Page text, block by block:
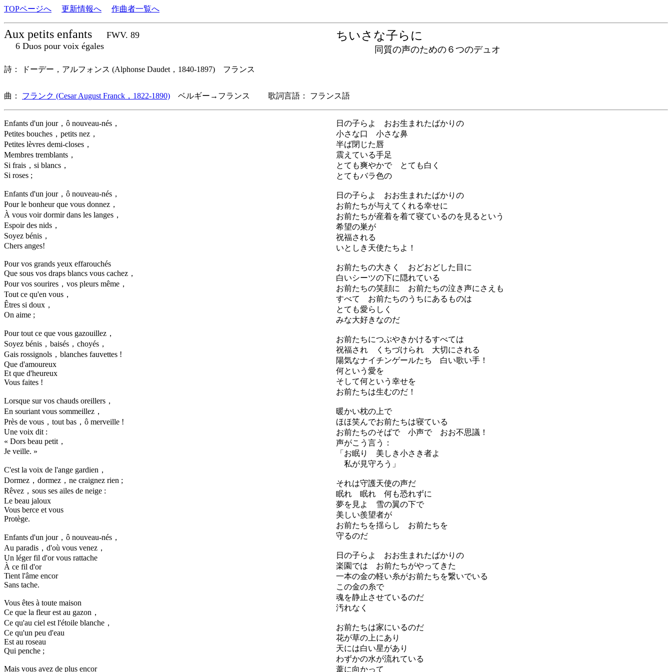
TOPページへ 更新情報へ 作曲者一覧へ
Aux petits enfants
FWV. 89
6 Duos pour voix égales
ちいさな子らに
同質の声のための６つのデュオ
詩： ドーデー，アルフォンス (Alphonse Daudet，1840-1897) フランス
曲： フランク (Cesar August Franck，1822-1890) ベルギー→フランス 歌詞言語： フランス語
Enfants d'un jour，ô nouveau-nés，
Petites bouches，petits nez，
Petites lèvres demi-closes，
Membres tremblants，
Si frais，si blancs，
Si roses ;
Enfants d'un jour，ô nouveau-nés，
Pour le bonheur que vous donnez，
À vous voir dormir dans les langes，
Espoir des nids，
Soyez bénis，
Chers anges!
Pour vos grands yeux effarouchés
Que sous vos draps blancs vous cachez，
Pour vos sourires，vos pleurs même，
Tout ce qu'en vous，
Êtres si doux，
On aime ;
Pour tout ce que vous gazouillez，
Soyez bénis，baisés，choyés，
Gais rossignols，blanches fauvettes !
Que d'amoureux
Et que d'heureux
Vous faites !
Lorsque sur vos chauds oreillers，
En souriant vous sommeillez，
Près de vous，tout bas，ô merveille !
Une voix dit :
« Dors beau petit，
Je veille. »
C'est la voix de l'ange gardien，
Dormez，dormez，ne craignez rien ;
Rêvez，sous ses ailes de neige :
Le beau jaloux
Vous berce et vous
Protège.
Enfants d'un jour，ô nouveau-nés，
Au paradis，d'où vous venez，
Un léger fil d'or vous rattache
À ce fil d'or
Tient l'âme encor
Sans tache.
Vous êtes à toute maison
Ce que la fleur est au gazon，
Ce qu'au ciel est l'étoile blanche，
Ce qu'un peu d'eau
Est au roseau
Qui penche ;
Mais vous avez de plus encor
日の子らよ おお生まれたばかりの
小さな口 小さな鼻
半ば閉じた唇
震えている手足
とても爽やかで とても白く
とてもバラ色の
日の子らよ おお生まれたばかりの
お前たちが与えてくれる幸せに
お前たちが産着を着て寝ているのを見るという
希望の巣が
祝福される
いとしき天使たちよ！
お前たちの大きく おどおどした目に
白いシーツの下に隠れている
お前たちの笑顔に お前たちの泣き声にさえも
すべて お前たちのうちにあるものは
とても愛らしく
みな大好きなのだ
お前たちにつぶやきかけるすべては
祝福され くちづけられ 大切にされる
陽気なナイチンゲールたち 白い歌い手！
何という愛を
そして何という幸せを
お前たちは生むのだ！
暖かい枕の上で
ほほ笑んでお前たちは寝ている
お前たちのそばで 小声で おお不思議！
声がこう言う：
「お眠り 美しき小さき者よ
私が見守ろう」
それは守護天使の声だ
眠れ 眠れ 何も恐れずに
夢を見よ 雪の翼の下で
美しい羨望者が
お前たちを揺らし お前たちを
守るのだ
日の子らよ おお生まれたばかりの
楽園では お前たちがやってきた
一本の金の軽い糸がお前たちを繋いでいる
この金の糸で
魂を静止させているのだ
汚れなく
お前たちは家にいるのだ
花が草の上にあり
天には白い星があり
わずかの水が流れている
葦に向かって